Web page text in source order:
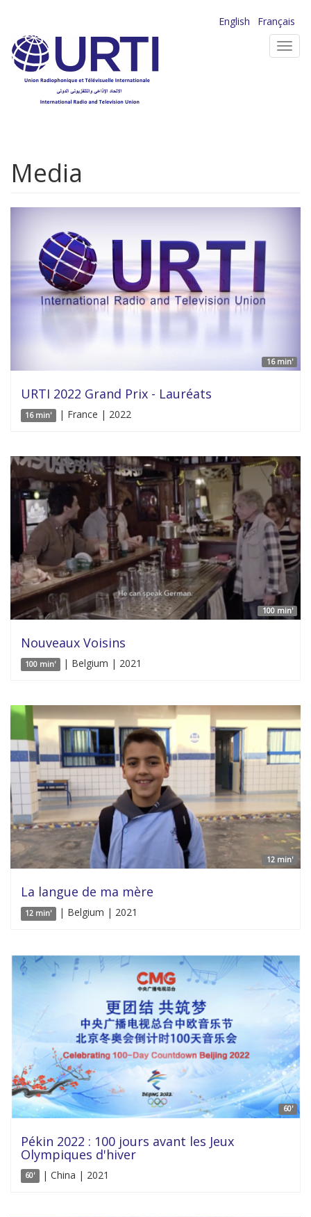
contenu
principal
English
Français
Media
16 min'
URTI 2022 Grand Prix - Lauréats
16 min' | France | 2022
100 min'
Nouveaux Voisins
100 min' | Belgium | 2021
12 min'
La langue de ma mère
12 min' | Belgium | 2021
60'
Pékin 2022 : 100 jours avant les Jeux
Olympiques d'hiver
60' | China | 2021